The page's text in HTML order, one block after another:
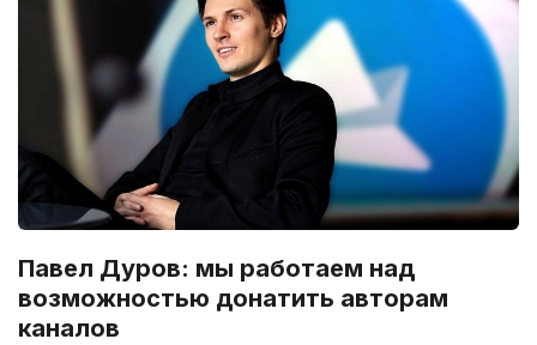
Павел Дуров: мы работаем над
возможностью донатить авторам
каналов